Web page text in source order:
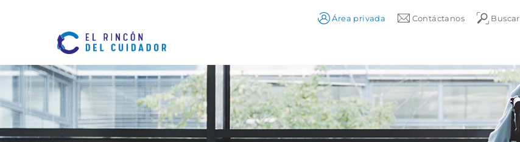
Área privada Contáctanos Buscar